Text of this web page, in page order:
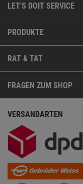
LET'S DOIT SERVICE
PRODUKTE
RAT & TAT
FRAGEN ZUM SHOP
VERSANDARTEN